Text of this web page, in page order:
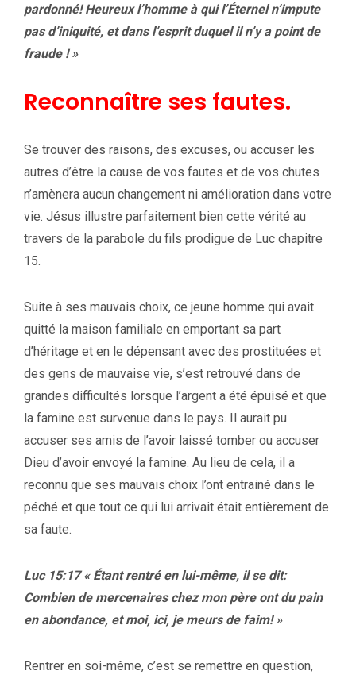
pardonné! Heureux l’homme à qui l’Éternel n’impute
pas d’iniquité, et dans l’esprit duquel il n’y a point de
fraude ! »
Reconnaître ses fautes.
Se trouver des raisons, des excuses, ou accuser les
autres d’être la cause de vos fautes et de vos chutes
n’amènera aucun changement ni amélioration dans votre
vie. Jésus illustre parfaitement bien cette vérité au
travers de la parabole du fils prodigue de Luc chapitre
15.
Suite à ses mauvais choix, ce jeune homme qui avait
quitté la maison familiale en emportant sa part
d’héritage et en le dépensant avec des prostituées et
des gens de mauvaise vie, s’est retrouvé dans de
grandes difficultés lorsque l’argent a été épuisé et que
la famine est survenue dans le pays. Il aurait pu
accuser ses amis de l’avoir laissé tomber ou accuser
Dieu d’avoir envoyé la famine. Au lieu de cela, il a
reconnu que ses mauvais choix l’ont entrainé dans le
péché et que tout ce qui lui arrivait était entièrement de
sa faute.
Luc 15:17 « Étant rentré en lui-même, il se dit:
Combien de mercenaires chez mon père ont du pain
en abondance, et moi, ici, je meurs de faim! »
Rentrer en soi-même, c’est se remettre en question,